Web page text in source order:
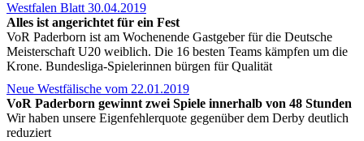
Westfalen Blatt 30.04.2019
Alles ist angerichtet für ein Fest
VoR Paderborn ist am Wochenende Gastgeber für die Deutsche
Meisterschaft U20 weiblich. Die 16 besten Teams kämpfen um die
Krone. Bundesliga-Spielerinnen bürgen für Qualität
Neue Westfälische vom 22.01.2019
VoR Paderborn gewinnt zwei Spiele innerhalb von 48 Stunden
Wir haben unsere Eigenfehlerquote gegenüber dem Derby deutlich
reduziert